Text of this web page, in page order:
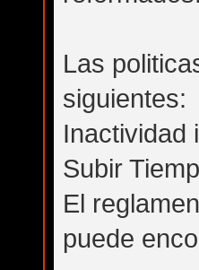
Las
siguientes:
Inactividad
Subir
El
puede